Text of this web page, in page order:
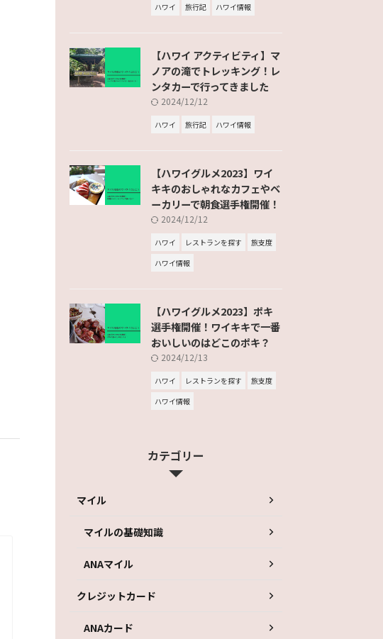
ハワイ 旅行記 ハワイ情報
【ハワイ アクティビティ】マ
ノアの滝でトレッキング！レ
ンタカーで行ってきました
2024/12/12
ハワイ 旅行記 ハワイ情報
【ハワイグルメ2023】ワイ
キキのおしゃれなカフェやベ
ーカリーで朝食選手権開催！
2024/12/12
ハワイ レストランを探す
旅支度
ハワイ情報
【ハワイグルメ2023】ポキ
選手権開催！ワイキキで一番
おいしいのはどこのポキ？
2024/12/13
ハワイ レストランを探す
旅支度
ハワイ情報
カテゴリー
マイル
マイルの基礎知識
ANAマイル
クレジットカード
ANAカード